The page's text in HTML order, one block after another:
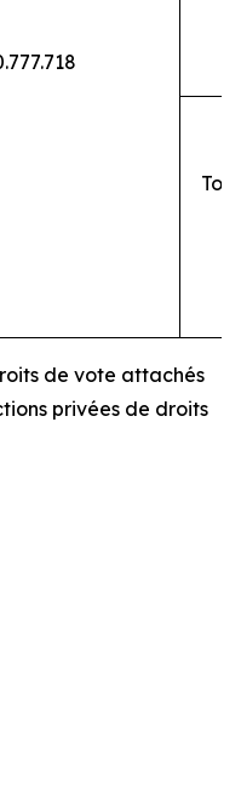
de vote attachés
privées de droits